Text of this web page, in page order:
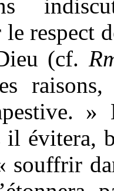
le respect
(cf.
»
il évitera,
souffrir